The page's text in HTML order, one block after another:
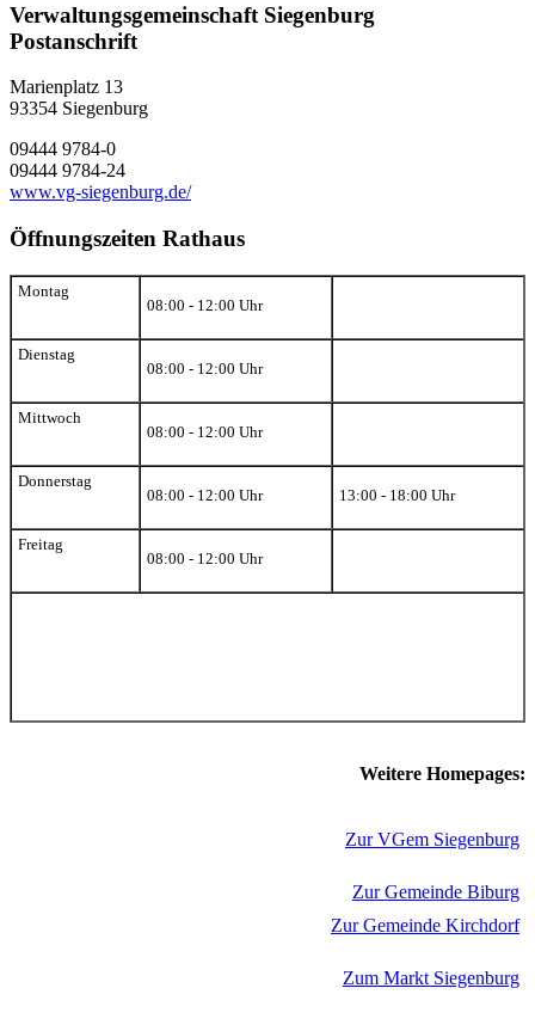
Verwaltungsgemeinschaft Siegenburg
Postanschrift
Marienplatz 13
93354 Siegenburg
09444 9784-0
09444 9784-24
www.vg-siegenburg.de/
Öffnungszeiten Rathaus
Montag
08:00 - 12:00 Uhr
Dienstag
08:00 - 12:00 Uhr
Mittwoch
08:00 - 12:00 Uhr
Donnerstag
08:00 - 12:00 Uhr
13:00 - 18:00 Uhr
Freitag
08:00 - 12:00 Uhr
Weitere Homepages:
Zur VGem Siegenburg
Zur Gemeinde Biburg
Zur Gemeinde Kirchdorf
Zum Markt Siegenburg